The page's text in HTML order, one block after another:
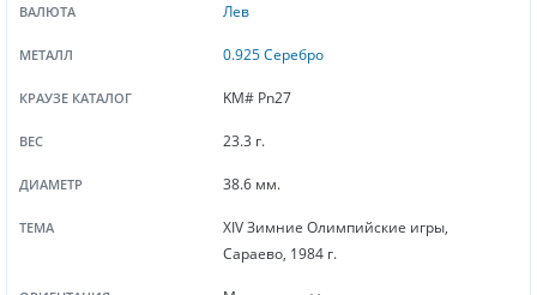
ВАЛЮТА Лев
МЕТАЛЛ 0.925 Серебро
КРАУЗЕ КАТАЛОГ KM# Pn27
ВЕС 23.3 г.
ДИАМЕТР 38.6 мм.
ТЕМА
XIV Зимние Олимпийские игры,
Сараево, 1984 г.